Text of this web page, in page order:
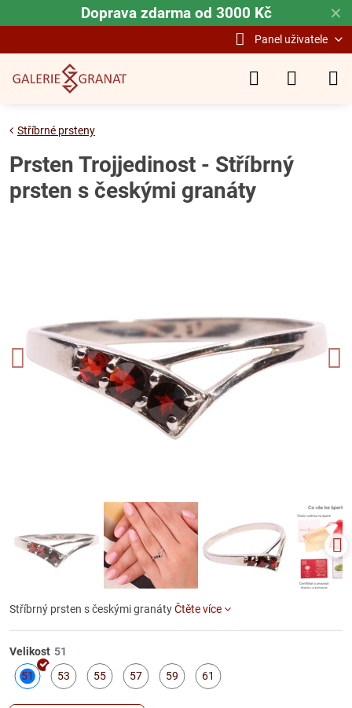
✕
Doprava zdarma od 3000 Kč
Panel uživatele
Stříbrné prsteny
Prsten Trojjedinost - Stříbrný
prsten s českými granáty
Stříbrný prsten s českými granátyČtěte více
Velikost
51
53
55
57
59
61